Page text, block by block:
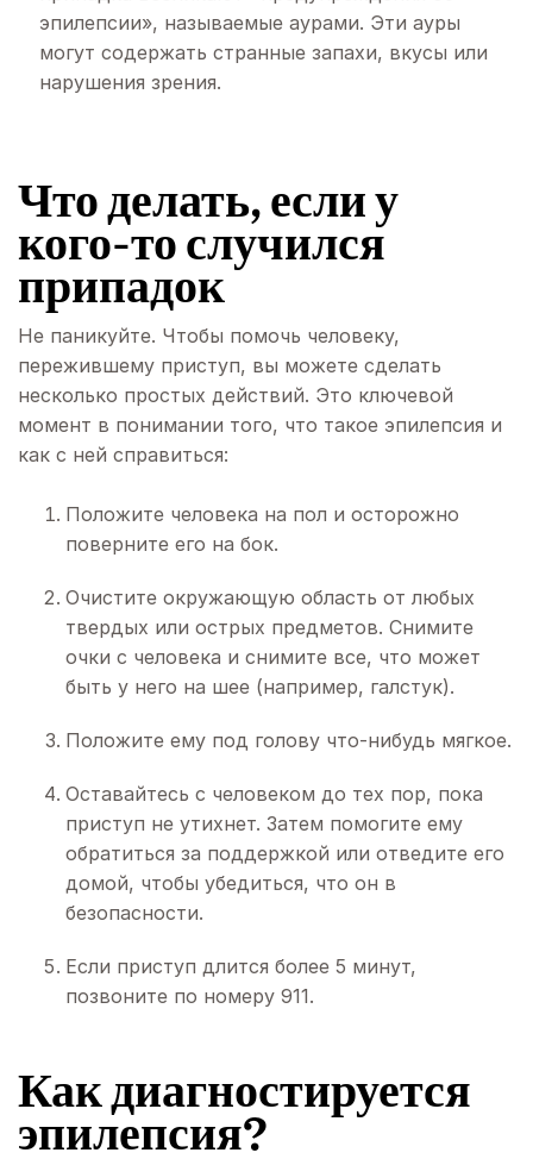
эпилепсии», называемые аурами. Эти ауры
могут содержать странные запахи, вкусы или
нарушения зрения.
Что делать, если у
кого-то случился
припадок
Не паникуйте. Чтобы помочь человеку,
пережившему приступ, вы можете сделать
несколько простых действий. Это ключевой
момент в понимании того, что такое эпилепсия и
как с ней справиться:
Положите человека на пол и осторожно
поверните его на бок.
Очистите окружающую область от любых
твердых или острых предметов. Снимите
очки с человека и снимите все, что может
быть у него на шее (например, галстук).
Положите ему под голову что-нибудь мягкое.
Оставайтесь с человеком до тех пор, пока
приступ не утихнет. Затем помогите ему
обратиться за поддержкой или отведите его
домой, чтобы убедиться, что он в
безопасности.
Если приступ длится более 5 минут,
позвоните по номеру 911.
Как диагностируется
эпилепсия?